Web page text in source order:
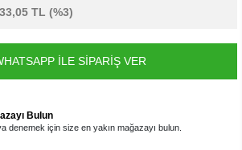
TL (%3)
İLE SİPARİŞ VER
Bulun
denemek için size en yakın mağazayı bulun.